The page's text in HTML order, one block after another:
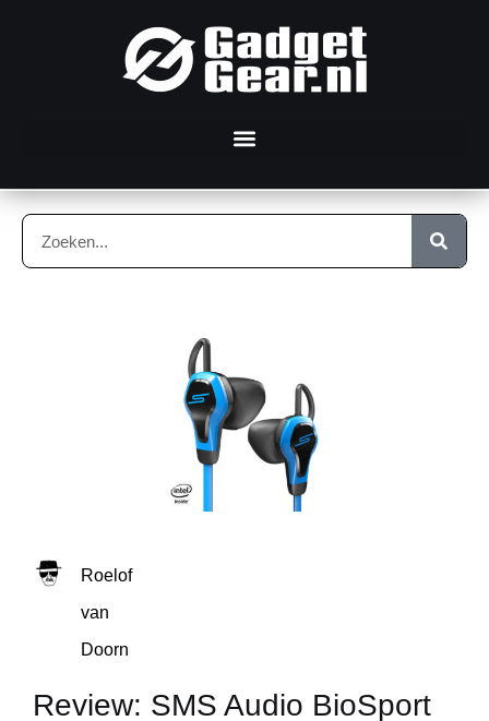
Roelof
van
Doorn
Review: SMS Audio BioSport